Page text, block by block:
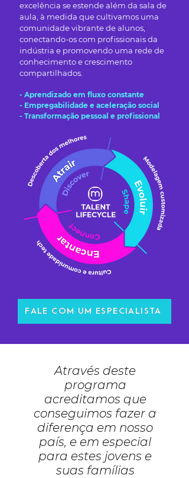
excelência se estende além da sala de
aula, à medida que cultivamos uma
comunidade vibrante de alunos,
conectando-os com profissionais da
indústria e promovendo uma rede de
conhecimento e crescimento
compartilhados.
- Aprendizado em fluxo constante
- Empregabilidade e aceleração social
- Transformação pessoal e profissional
FALE COM UM ESPECIALISTA
Através deste
programa
acreditamos que
conseguimos fazer a
diferença em nosso
país, e em especial
para estes jovens e
suas famílias